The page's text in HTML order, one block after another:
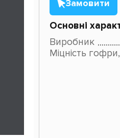
Замовити
Основні
Виробник
Міцність